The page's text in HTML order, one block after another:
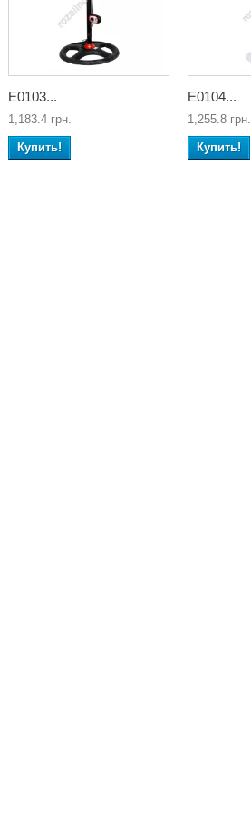
Е0103...
1,183.4 грн.
Купить!
Е0104...
1,255.8 грн.
Купить!